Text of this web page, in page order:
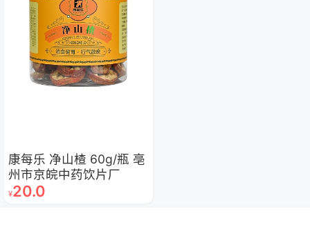
康每乐 净山楂 60g/瓶 亳
州市京皖中药饮片厂
¥20.0